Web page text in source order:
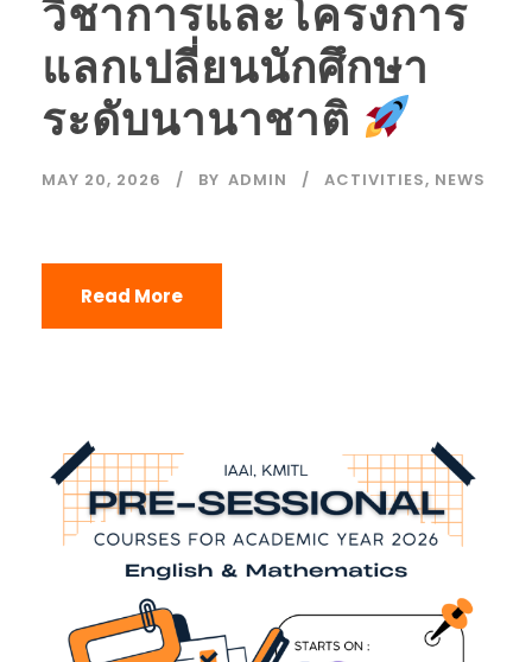
วิชาการและโครงการ
แลกเปลี่ยนนักศึกษา
ระดับนานาชาติ
MAY 20, 2026 BY ADMIN ACTIVITIES, NEWS
Read More